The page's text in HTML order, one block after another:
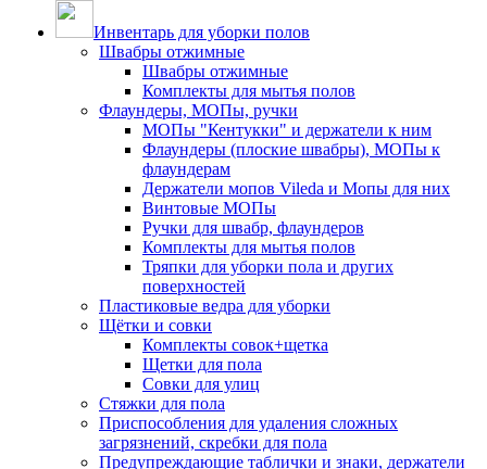
Инвентарь для уборки полов
Швабры отжимные
Швабры отжимные
Комплекты для мытья полов
Флаундеры, МОПы, ручки
МОПы "Кентукки" и держатели к ним
Флаундеры (плоские швабры), МОПы к
флаундерам
Держатели мопов Vileda и Мопы для них
Винтовые МОПы
Ручки для швабр, флаундеров
Комплекты для мытья полов
Тряпки для уборки пола и других
поверхностей
Пластиковые ведра для уборки
Щётки и совки
Комплекты совок+щетка
Щетки для пола
Совки для улиц
Стяжки для пола
Приспособления для удаления сложных
загрязнений, скребки для пола
Предупреждающие таблички и знаки, держатели